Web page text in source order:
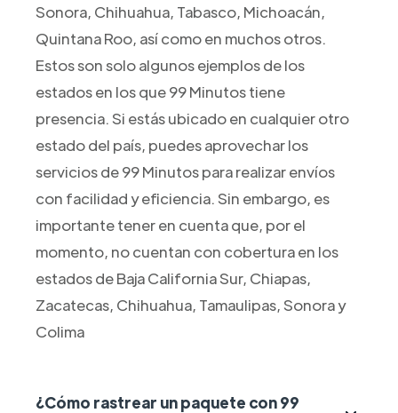
Sonora, Chihuahua, Tabasco, Michoacán,
Quintana Roo, así como en muchos otros.
Estos son solo algunos ejemplos de los
estados en los que 99 Minutos tiene
presencia. Si estás ubicado en cualquier otro
estado del país, puedes aprovechar los
servicios de 99 Minutos para realizar envíos
con facilidad y eficiencia. Sin embargo, es
importante tener en cuenta que, por el
momento, no cuentan con cobertura en los
estados de Baja California Sur, Chiapas,
Zacatecas, Chihuahua, Tamaulipas, Sonora y
Colima
¿Cómo rastrear un paquete con 99